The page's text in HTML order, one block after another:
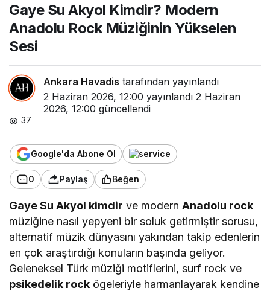
Müziğinin Yükselen Sesi
Gaye Su Akyol Kimdir? Modern
Anadolu Rock Müziğinin Yükselen
Sesi
Ankara Havadis tarafından yayınlandı
2 Haziran 2026, 12:00 yayınlandı 2 Haziran
2026, 12:00 güncellendi
37
Google'da Abone Ol
0 Paylaş Beğen
Gaye Su Akyol kimdir ve modernAnadolu rock
müziğine nasıl yepyeni bir soluk getirmiştir sorusu,
alternatif müzik dünyasını yakından takip edenlerin
en çok araştırdığı konuların başında geliyor.
Geleneksel Türk müziği motiflerini, surf rock ve
psikedelik rock ögeleriyle harmanlayarak kendine